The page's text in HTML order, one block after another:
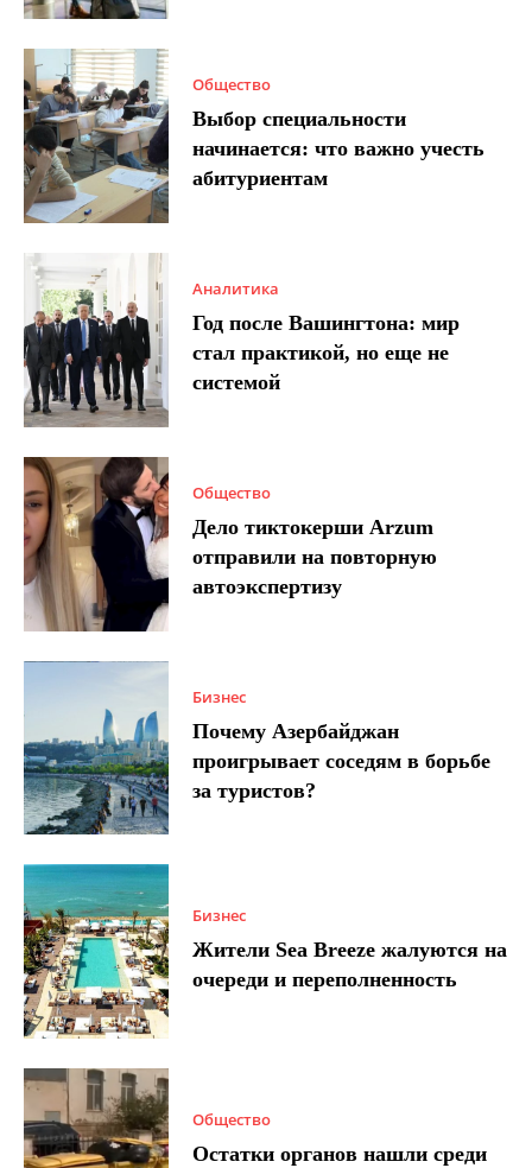
Общество
Выбор специальности
начинается: что важно учесть
абитуриентам
Аналитика
Год после Вашингтона: мир
стал практикой, но еще не
системой
Общество
Дело тиктокерши Arzum
отправили на повторную
автоэкспертизу
Бизнес
Почему Азербайджан
проигрывает соседям в борьбе
за туристов?
Бизнес
Жители Sea Breeze жалуются на
очереди и переполненность
Общество
Остатки органов нашли среди